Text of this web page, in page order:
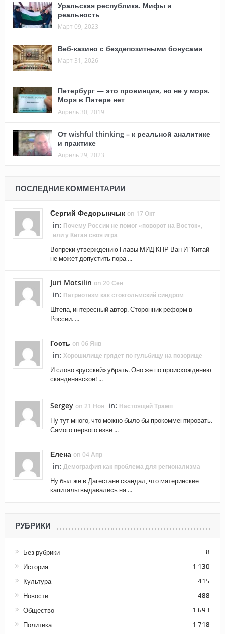
Уральская республика. Мифы и
реальность
Март 09, 2023
Веб-казино с бездепозитными бонусами
Март 31, 2026
Петербург — это провинция, но не у моря.
Моря в Питере нет
Апрель 30, 2019
От wishful thinking – к реальной аналитике
и практике
Апрель 29, 2023
ПОСЛЕДНИЕ КОММЕНТАРИИ
Сергий Федорынчык on 17 Окт
in: Почему России не помог «поворот на Восток»,
или у Китая своя игра
Вопреки утверждению Главы МИД КНР Ван И "Китай
не может допустить пора ...
Juri Motsilin on 20 Сен
in: Патриотизм как стокгольмский синдром
Штепа, интересный автор. Сторонник реформ в
России. ...
Гость on 06 Янв
in: Хорошилище грядет по гульбищу на позорище
И слово «русский» убрать. Оно же по происхождению
скандинавское! ...
Sergey on 21 Ноя in: Настоящий Трамп
Ну тут много, что можно было бы прокомментировать.
Самого первого изве ...
Елена on 04 Апр
in: Демография как проблема для регионализма
Ну был же в Дагестане скандал, что материнские
капиталы выдавались на ...
РУБРИКИ
Без рубрики 8
История 1 130
Культура 415
Новости 488
Общество 1 693
Политика 1 718